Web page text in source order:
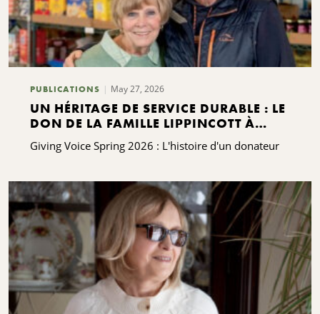
PUBLICATIONS May 27, 2026
UN HÉRITAGE DE SERVICE DURABLE : LE
DON DE LA FAMILLE LIPPINCOTT À
KING FERRY
Giving Voice Spring 2026 : L'histoire d'un donateur